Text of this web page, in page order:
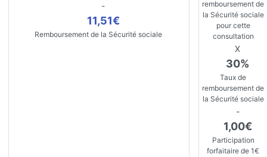
-
11,51€
Remboursement de la Sécurité sociale
remboursement de
la Sécurité sociale
pour cette
consultation
X
30%
Taux de
remboursement de
la Sécurité sociale
-
1,00€
Participation
forfaitaire de 1€